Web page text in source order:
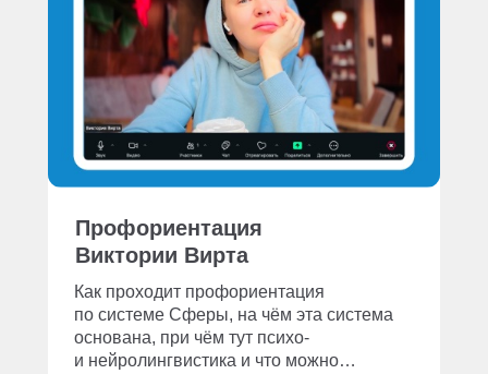
Профориентация
Виктории Вирта
Как проходит профориентация
по системе Сферы, на чём эта система
основана, при чём тут психо-
и нейролингвистика и что можно…